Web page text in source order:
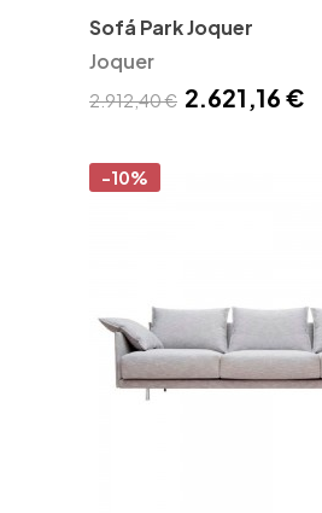
Sofá Park Joquer
Joquer
2.912,40 € 2.621,16 €
-10%